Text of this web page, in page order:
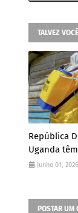
TALVEZ
República
Uganda
Junho 01, 2026
POSTAR UM